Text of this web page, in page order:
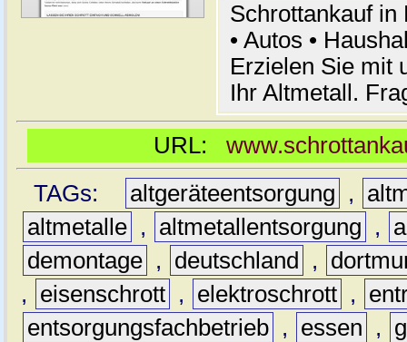
Schrottankauf in
• Autos •
Erzielen Sie mit
Ihr Altmetall.
URL:
TAGs:
altgeräteentsorgung ,
altmetalle , altmetallentsorgung ,
demontage , deutschland ,
,
eisenschrott , elektroschrott ,
entsorgungsfachbetrieb , essen ,